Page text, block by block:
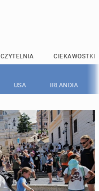
CZYTELNIA CIEKAWOSTKI
USA IRLANDIA